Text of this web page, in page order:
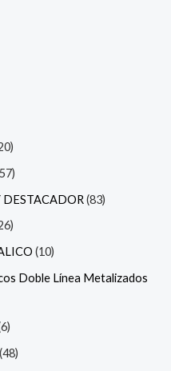
83
10
Doble Línea Metalizados
6
48